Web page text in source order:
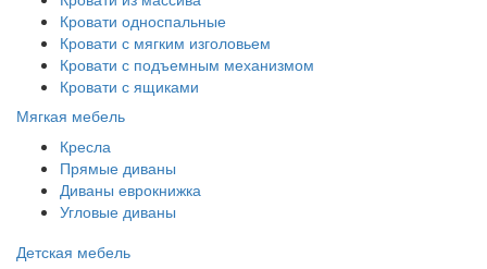
Кровати односпальные
Кровати с мягким изголовьем
Кровати с подъемным механизмом
Кровати с ящиками
Мягкая мебель
Кресла
Прямые диваны
Диваны еврокнижка
Угловые диваны
Детская мебель